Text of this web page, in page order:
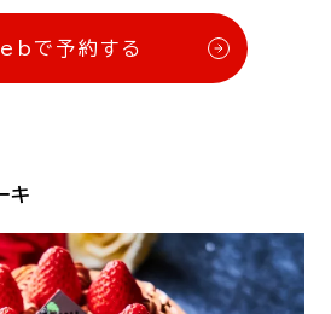
で予約する
キ